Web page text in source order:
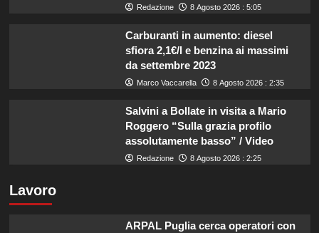
Redazione 8 Agosto 2026 : 5:05
Carburanti in aumento: diesel
sfiora 2,1€/l e benzina ai massimi
da settembre 2023
Marco Vaccarella 8 Agosto 2026 : 2:35
Salvini a Bollate in visita a Mario
Roggero “Sulla grazia profilo
assolutamente basso” / Video
Redazione 8 Agosto 2026 : 2:25
Lavoro
ARPAL Puglia cerca operatori con